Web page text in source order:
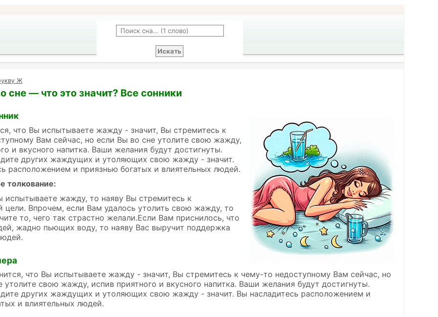
Ж
сне — что это значит? Все сонники
что Вы испытываете жажду - значит, Вы стремитесь к
Вам сейчас, но если Вы во сне утолите свою жажду,
и вкусного напитка. Ваши желания будут достигнуты.
других жаждущих и утоляющих свою жажду - значит.
расположением и приязнью богатых и влиятельных людей.
толкование:
испытываете жажду, то наяву Вы стремитесь к
цели. Впрочем, если Вам удалось утолить свою жажду, то
то, чего так страстно желали.Если Вам приснилось, что
жадно пьющих воду, то наяву Вас выручит поддержка
что Вы испытываете жажду - значит, Вы стремитесь к чему-то недоступному Вам сейчас, но
утолите свою жажду, испив приятного и вкусного напитка. Ваши желания будут достигнуты.
других жаждущих и утоляющих свою жажду - значит. Вы насладитесь расположением и
и влиятельных людей.